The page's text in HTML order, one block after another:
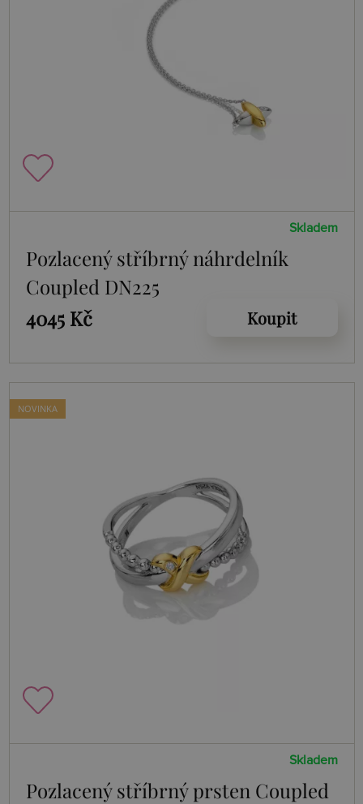
Skladem
Pozlacený stříbrný náhrdelník
Coupled DN225
4045 Kč
Koupit
NOVINKA
Skladem
Pozlacený stříbrný prsten Coupled